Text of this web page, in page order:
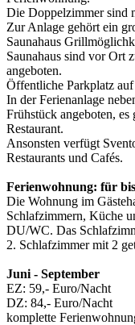
Die Doppelzimmer sind
Zur Anlage gehört ein
Saunahaus
Saunahaus sind vor Ort
angeboten.
Öffentliche Parkplatz
In der Ferienanlage
Frühstück angeboten,
Restaurant.
Ansonsten verfügt
Restaurants und Cafés.
Ferienwohnung: für
Die Wohnung im
Schlafzimmern, Küche
DU/WC. Das
2. Schlafzimmer mit 2
Juni - September
EZ: 59,- Euro/Nacht
DZ: 84,- Euro/Nacht
komplette